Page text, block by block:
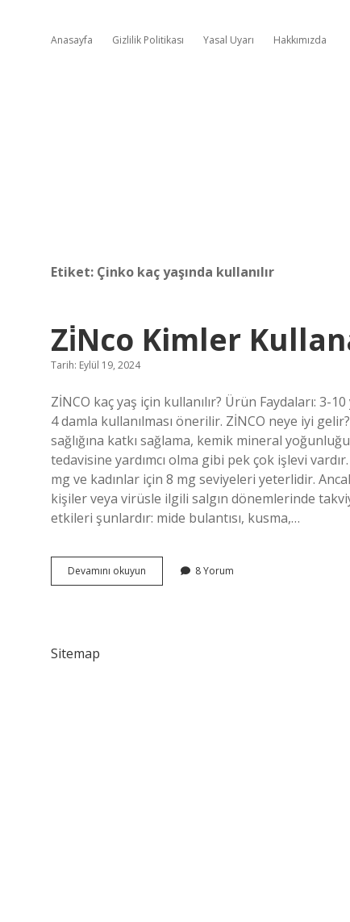
Anasayfa Gizlilik Politikası Yasal Uyarı Hakkımızda
Etiket: Çinko kaç yaşında kullanılır
Zi̇Nco Kimler
Tarih: Eylül 19, 2024
ZİNCO kaç yaş için kullanılır? Ürün Faydaları: 3-
4 damla kullanılması önerilir. ZİNCO neye iyi
sağlığına katkı sağlama, kemik mineral
tedavisine yardımcı olma gibi pek çok işlevi
mg ve kadınlar için 8 mg seviyeleri yeterlidir.
kişiler veya virüsle ilgili salgın dönemlerinde
etkileri şunlardır: mide bulantısı, kusma,…
Devamını okuyun
Kimler
8 Yorum
Sitemap